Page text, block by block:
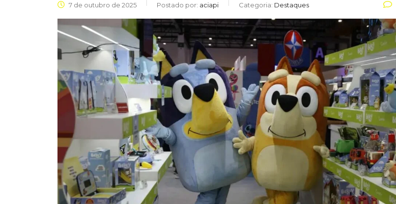
7 de outubro de 2025 Postado por: aciapi Categoria: Destaques